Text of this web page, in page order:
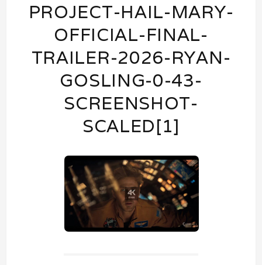
PROJECT-HAIL-MARY-
OFFICIAL-FINAL-
TRAILER-2026-RYAN-
GOSLING-0-43-
SCREENSHOT-
SCALED[1]